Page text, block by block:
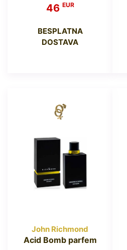
46 EUR
BESPLATNA
DOSTAVA
John Richmond
Acid Bomb parfem